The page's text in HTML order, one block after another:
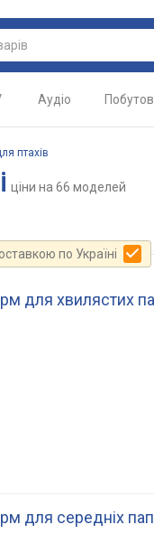
Аудіо
птахів
ціни на 66 моделей
по Україні
для хвилястих
для середніх